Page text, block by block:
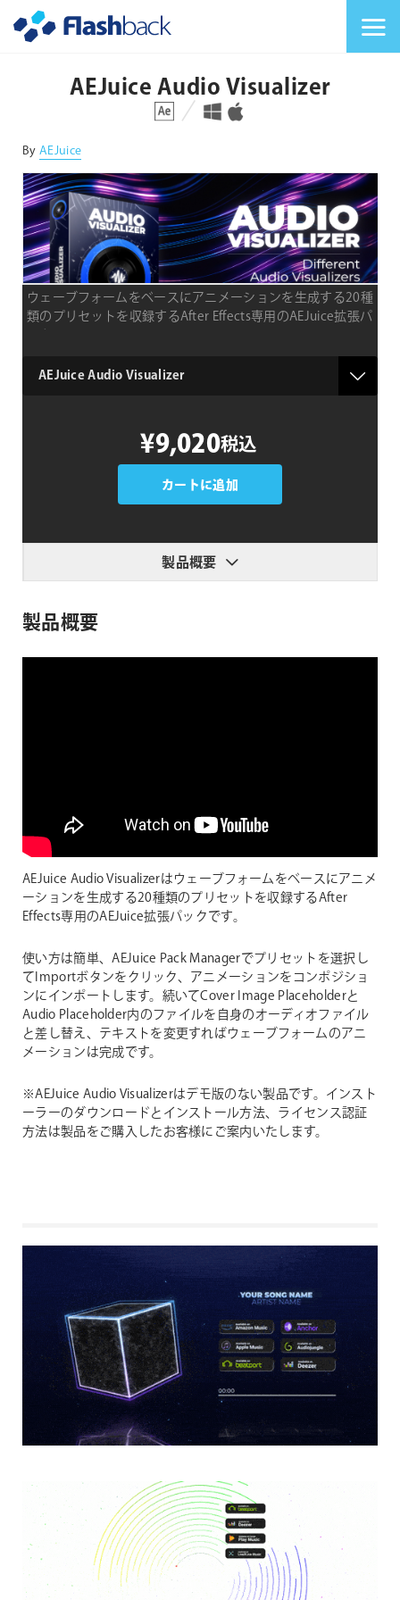
AEJuice Audio Visualizer
対応プラットフォーム 対応OS
By AEJuice
ウェーブフォームをベースにアニメーションを生成する20種
類のプリセットを収録するAfter Effects専用のAEJuice拡張パ
type
¥9,020税込
カートに追加
製品概要
製品概要
AEJuice Audio Visualizerはウェーブフォームをベースにアニメ
ーションを生成する20種類のプリセットを収録するAfter
Effects専用のAEJuice拡張パックです。
使い方は簡単、AEJuice Pack Managerでプリセットを選択し
てImportボタンをクリック、アニメーションをコンポジショ
ンにインポートします。続いてCover Image Placeholderと
Audio Placeholder内のファイルを自身のオーディオファイル
と差し替え、テキストを変更すればウェーブフォームのアニ
メーションは完成です。
※AEJuice Audio Visualizerはデモ版のない製品です。インスト
ーラーのダウンロードとインストール方法、ライセンス認証
方法は製品をご購入したお客様にご案内いたします。